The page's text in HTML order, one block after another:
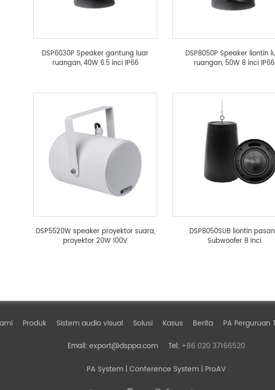
DSP6030P Speaker gantung luar
ruangan, 40W 6.5 inci IP66
DSP8050P Speaker liontin
ruangan, 50W 8 inci IP66
DSP5520W speaker proyektor suara,
proyektor 20W 100V
DSP8050SUB liontin
Subwoofer 8 inci
Produk Sistem audio visual Solusi Kasus Berita PA Perguruan
Email: export@dsppa.com Tel: +86 020 37166520
PA System| Conference System | ProAV